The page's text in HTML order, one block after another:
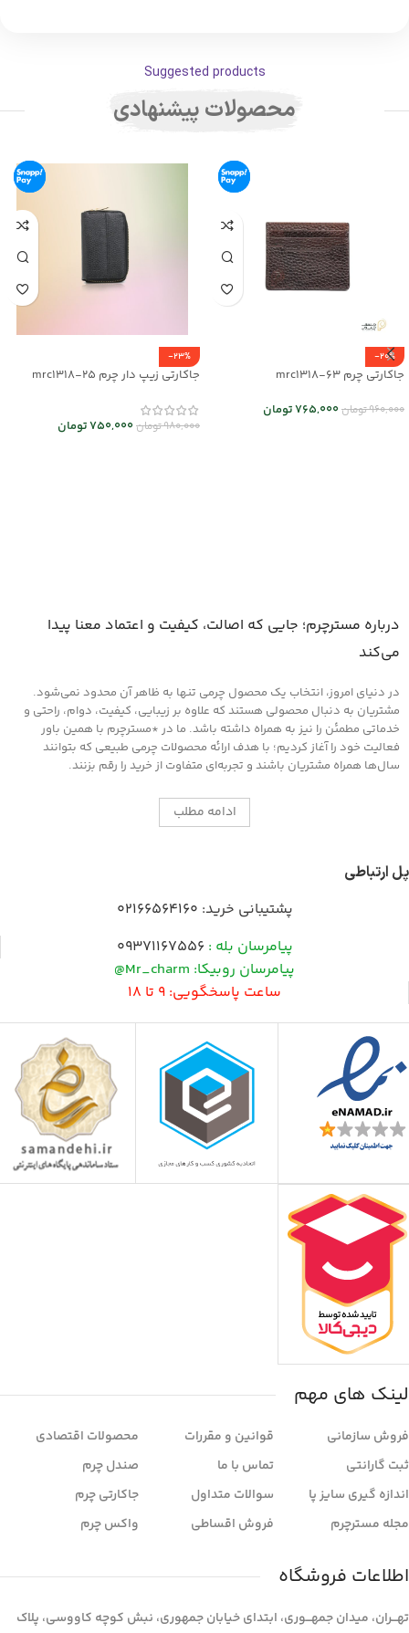
Suggested products
محصولات پیشنهادی
-20%
جاکارتی چرم mrc1318-63
960,000تومان765,000تومان
-23%
جاکارتی زیپ دار چرم mrc1318-25
980,000تومان750,000تومان
درباره مسترچرم؛ جایی که اصالت، کیفیت و اعتماد معنا پیدا
می‌کند
در دنیای امروز، انتخاب یک محصول چرمی تنها به ظاهر آن محدود نمی‌شود.
مشتریان به دنبال محصولی هستند که علاوه بر زیبایی، کیفیت، دوام، راحتی و
خدماتی مطمئن را نیز به همراه داشته باشد. ما در *مسترچرم با همین باور
فعالیت خود را آغاز کردیم؛ با هدف ارائه محصولات چرمی طبیعی که بتوانند
سال‌ها همراه مشتریان باشند و تجربه‌ای متفاوت از خرید را رقم بزنند.
ادامه مطلب
پل ارتباطی
پشتیبانی خرید: 02166564160
پیامرسان بله : 09371167556
پیامرسان روبیکا: Mr_charm@
ساعت پاسخگویی: 9 تا 18
لینک های مهم
فروش سازمانی
ثبت گارانتی
اندازه گیری سایز پا
مجله مسترچرم
قوانین و مقررات
تماس با ما
سوالات متداول
فروش اقساطی
محصولات اقتصادی
صندل چرم
جاکارتی چرم
واکس چرم
اطلاعات فروشگاه
تهـــران، میدان جمهـــوری، ابتدای خیابان جمهوری، نبش کوچه کاووسی، پلاک